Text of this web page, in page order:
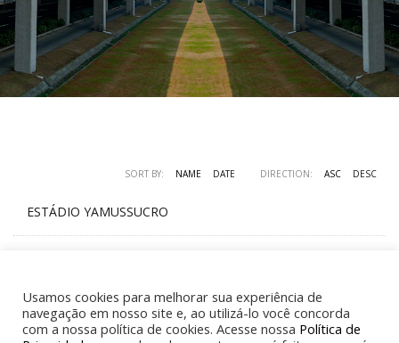
SORT BY: NAME DATE DIRECTION: ASC DESC
ESTÁDIO YAMUSSUCRO
ESTÁDIO SAN PEDRO
Usamos cookies para melhorar sua experiência de
navegação em nosso site e, ao utilizá-lo você concorda
com a nossa política de cookies. Acesse nossa Política de